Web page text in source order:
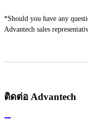
*Should you have any
Advantech sales
ติดต่อ Advantech